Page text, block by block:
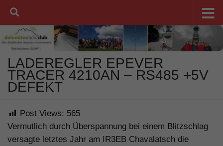
Unter dem Inhalt
LADEREGLER EPEVER
TRACER 4210AN – RS485 +5V
DEFEKT
Post Views: 565
Vermutlich durch Überspannung bei einem Blitzschlag
versagte letztes Jahr am IR3EB Chavalatsch die